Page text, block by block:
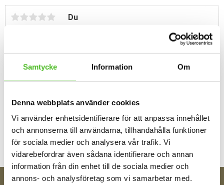
Samtycke Information Om
Denna webbplats använder cookies
Vi använder enhetsidentifierare för att anpassa innehållet
och annonserna till användarna, tillhandahålla funktioner
för sociala medier och analysera vår trafik. Vi
vidarebefordrar även sådana identifierare och annan
information från din enhet till de sociala medier och
annons- och analysföretag som vi samarbetar med.
Du
Bli den första att lämna ett omdöme.